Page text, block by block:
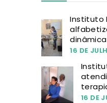
Instituto
16 DE
16 DE